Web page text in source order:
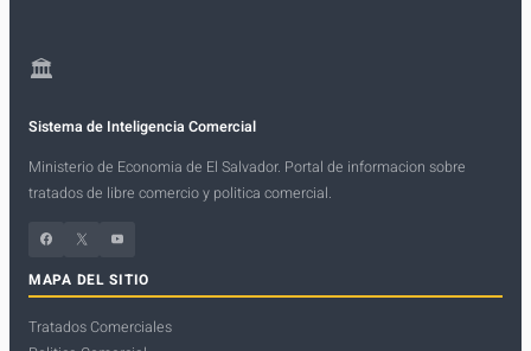
🏛
Sistema de Inteligencia Comercial
Ministerio de Economia de El Salvador. Portal de informacion sobre
tratados de libre comercio y politica comercial.
Facebook X
YouTube
MAPA DEL SITIO
Tratados Comerciales